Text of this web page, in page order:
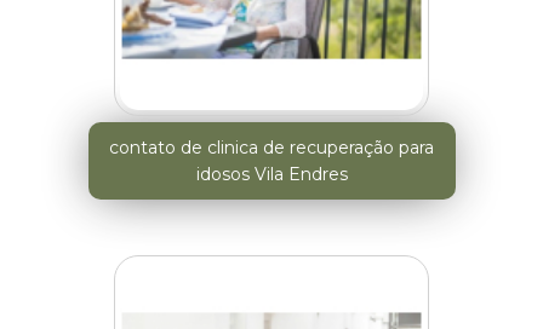
contato de clinica de recuperação para
idosos Vila Endres